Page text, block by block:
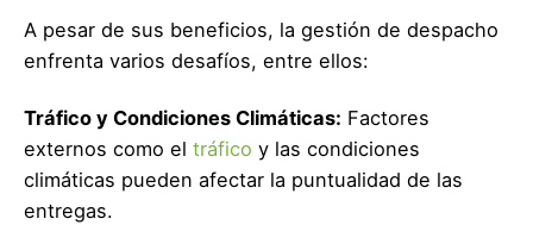
A pesar de sus beneficios, la gestión de despacho
enfrenta varios desafíos, entre ellos:
Tráfico y Condiciones Climáticas: Factores
externos como el tráfico y las condiciones
climáticas pueden afectar la puntualidad de las
entregas.